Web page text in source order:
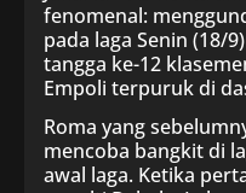
fenomenal:
pada laga Senin (18/
tangga ke-12
Empoli terpuruk di
Roma yang
mencoba bangkit di
awal laga. Ketika